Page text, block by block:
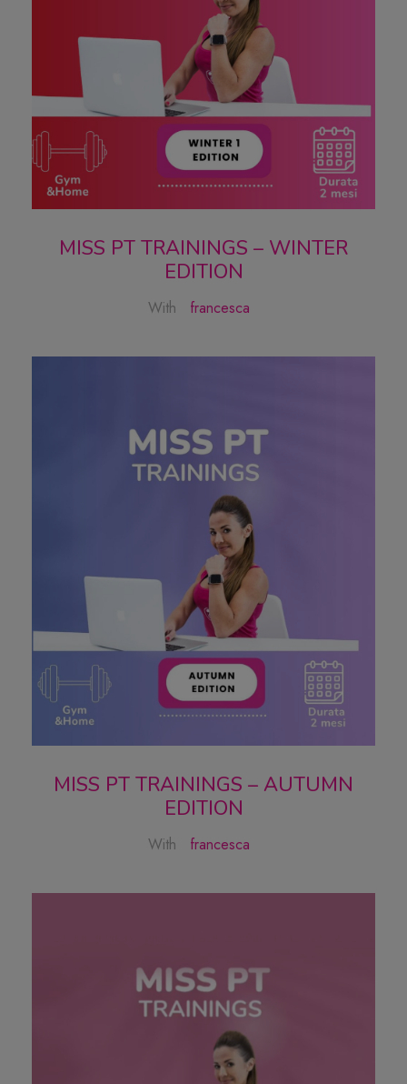
MISS PT TRAININGS – WINTER
EDITION
With francesca
MISS PT TRAININGS – AUTUMN
EDITION
With francesca